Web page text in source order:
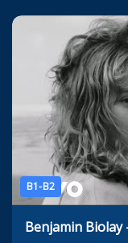
B1-B2
Benjamin Biolay